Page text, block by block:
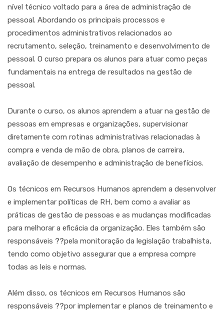
nível técnico voltado para a área de administração de
pessoal. Abordando os principais processos e
procedimentos administrativos relacionados ao
recrutamento, seleção, treinamento e desenvolvimento de
pessoal. O curso prepara os alunos para atuar como peças
fundamentais na entrega de resultados na gestão de
pessoal.
Durante o curso, os alunos aprendem a atuar na gestão de
pessoas em empresas e organizações, supervisionar
diretamente com rotinas administrativas relacionadas à
compra e venda de mão de obra, planos de carreira,
avaliação de desempenho e administração de benefícios.
Os técnicos em Recursos Humanos aprendem a desenvolver
e implementar políticas de RH, bem como a avaliar as
práticas de gestão de pessoas e as mudanças modificadas
para melhorar a eficácia da organização. Eles também são
responsáveis ??pela monitoração da legislação trabalhista,
tendo como objetivo assegurar que a empresa compre
todas as leis e normas.
Além disso, os técnicos em Recursos Humanos são
responsáveis ??por implementar e planos de treinamento e